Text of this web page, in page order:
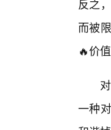
反之
而被
🔥价
一种